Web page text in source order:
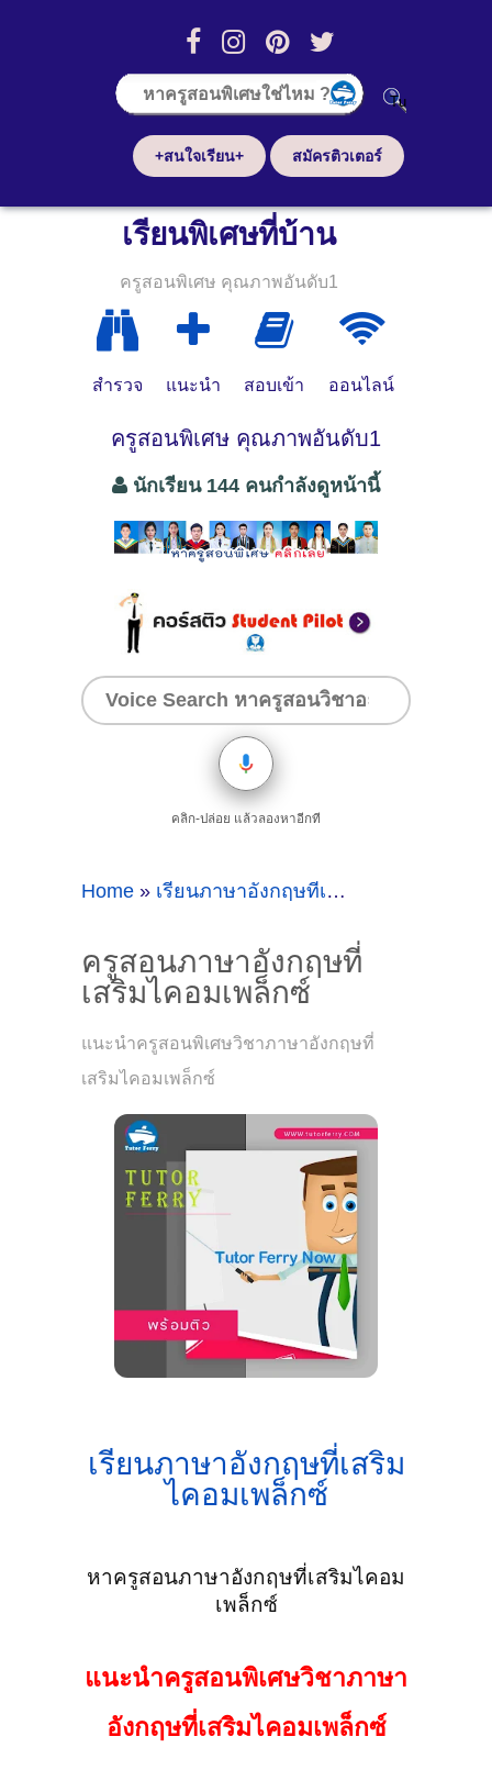
+สนใจเรียน+ สมัครติวเตอร์
เรียนพิเศษที่บ้าน
ครูสอนพิเศษ คุณภาพอันดับ1
สำรวจ แนะนำ สอบเข้า ออนไลน์
ครูสอนพิเศษ คุณภาพอันดับ1
นักเรียน 144 คนกำลังดูหน้านี้
คลิก-ปล่อย แล้วลองหาอีกที
Home » เรียนภาษาอังกฤษที่เสริมไคอมเพล็กซ์
ครูสอนภาษาอังกฤษที่
เสริมไคอมเพล็กซ์
แนะนำครูสอนพิเศษวิชาภาษาอังกฤษที่
เสริมไคอมเพล็กซ์
เรียนภาษาอังกฤษที่เสริม
ไคอมเพล็กซ์
หาครูสอนภาษาอังกฤษที่เสริมไคอม
เพล็กซ์
แนะนำครูสอนพิเศษวิชาภาษา
อังกฤษที่เสริมไคอมเพล็กซ์